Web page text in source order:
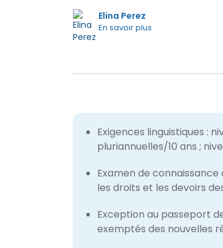
Elina Perez
En savoir plus
Exigences linguistiques :
pluriannuelles/10 ans ;
Examen de
les droits et les devoirs
Exception au passeport
exemptés des nouvelles